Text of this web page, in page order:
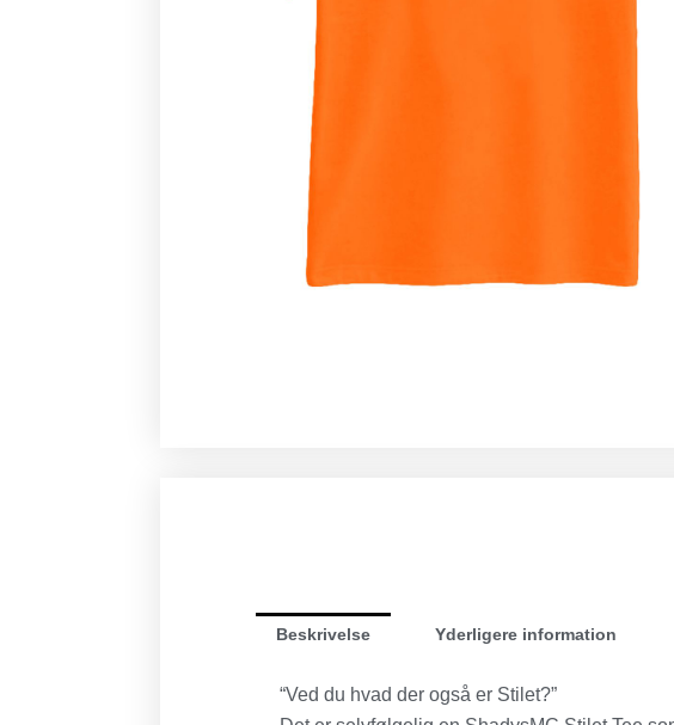
Beskrivelse Yderligere information
“Ved du hvad der også er Stilet?”